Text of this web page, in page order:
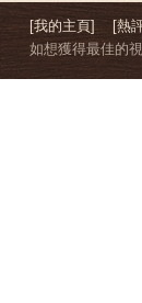
[我的主頁] [熱
如想獲得最佳的